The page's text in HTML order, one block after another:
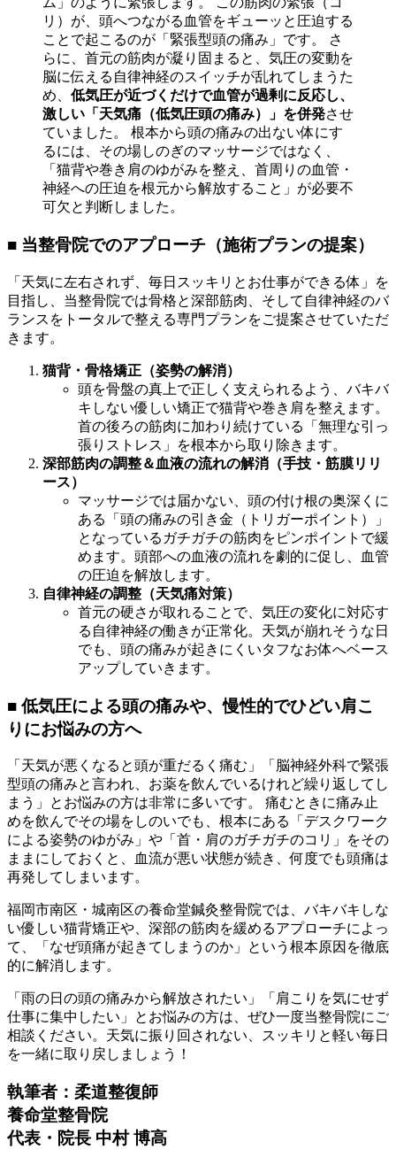
リ）が、頭へつながる血管をギューッと圧迫する
ことで起こるのが「緊張型頭の痛み」です。 さ
らに、首元の筋肉が凝り固まると、気圧の変動を
脳に伝える自律神経のスイッチが乱れてしまうた
め、 低気圧が近づくだけで血管が過剰に反応し、
激しい「天気痛（低気圧頭の痛み）」を併発させ
ていました。 根本から頭の痛みの出ない体にす
るには、その場しのぎのマッサージではなく、
「猫背や巻き肩のゆがみを整え、首周りの血管・
神経への圧迫を根元から解放すること」が必要不
可欠と判断しました。
■ 当整骨院でのアプローチ（施術プランの提案）
「天気に左右されず、毎日スッキリとお仕事ができる体」を
目指し、当整骨院では骨格と深部筋肉、そして自律神経のバ
ランスをトータルで整える専門プランをご提案させていただ
きます。
猫背・骨格矯正（姿勢の解消）
頭を骨盤の真上で正しく支えられるよう、バキバ
キしない優しい矯正で猫背や巻き肩を整えます。
首の後ろの筋肉に加わり続けている「無理な引っ
張りストレス」を根本から取り除きます。
深部筋肉の調整＆血液の流れの解消（手技・筋膜リリ
ース）
マッサージでは届かない、頭の付け根の奥深くに
ある「頭の痛みの引き金（トリガーポイント）」
となっているガチガチの筋肉をピンポイントで緩
めます。頭部への血液の流れを劇的に促し、血管
の圧迫を解放します。
自律神経の調整（天気痛対策）
首元の硬さが取れることで、気圧の変化に対応す
る自律神経の働きが正常化。天気が崩れそうな日
でも、頭の痛みが起きにくいタフなお体へベース
アップしていきます。
■ 低気圧による頭の痛みや、慢性的でひどい肩こ
りにお悩みの方へ
「天気が悪くなると頭が重だるく痛む」「脳神経外科で緊張
型頭の痛みと言われ、お薬を飲んでいるけれど繰り返してし
まう」とお悩みの方は非常に多いです。 痛むときに痛み止
めを飲んでその場をしのいでも、根本にある「デスクワーク
による姿勢のゆがみ」や「首・肩のガチガチのコリ」をその
ままにしておくと、血流が悪い状態が続き、何度でも頭痛は
再発してしまいます。
福岡市南区・城南区の養命堂鍼灸整骨院では、バキバキしな
い優しい猫背矯正や、深部の筋肉を緩めるアプローチによっ
て、「なぜ頭痛が起きてしまうのか」という根本原因を徹底
的に解消します。
「雨の日の頭の痛みから解放されたい」「肩こりを気にせず
仕事に集中したい」とお悩みの方は、ぜひ一度当整骨院にご
相談ください。天気に振り回されない、スッキリと軽い毎日
を一緒に取り戻しましょう！
執筆者：柔道整復師
養命堂整骨院
代表・院長 中村 博高